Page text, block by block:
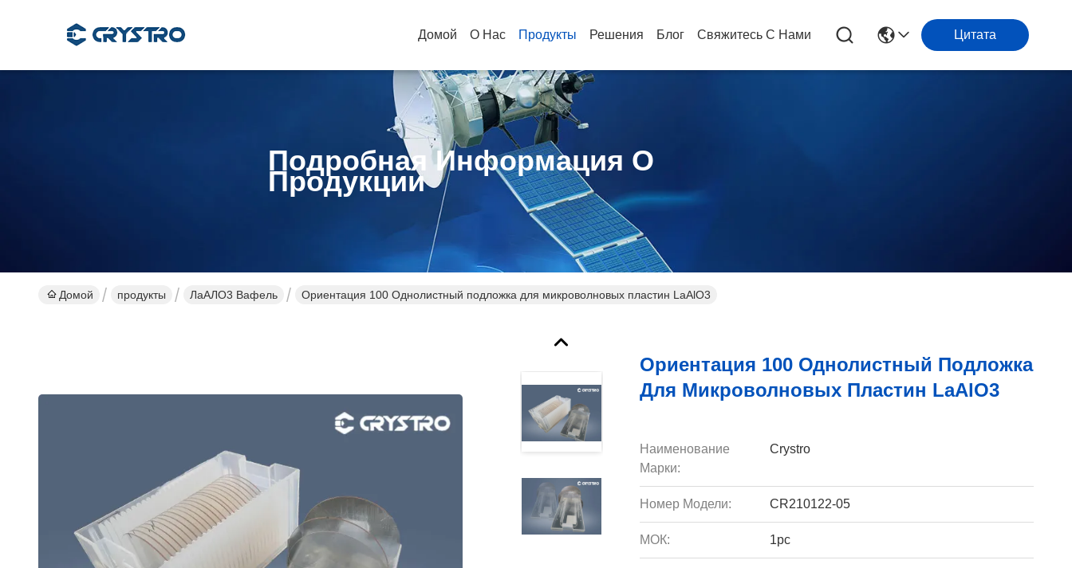
Домой О Нас Продукты Решения Блог Свяжитесь С Нами Цитата
Подробная Информация О
Продукции
Домой продукты ЛаАЛО3 Вафель Ориентация 100 Однолистный подложка для микроволновых пластин LaAlO3
Ориентация 100 Однолистный Подложка
Для Микроволновых Пластин LaAlO3
Наименование
Марки:
Crystro
Номер Модели: CR210122-05
МОК: 1pc